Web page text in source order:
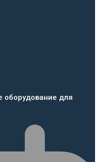
оборудование для